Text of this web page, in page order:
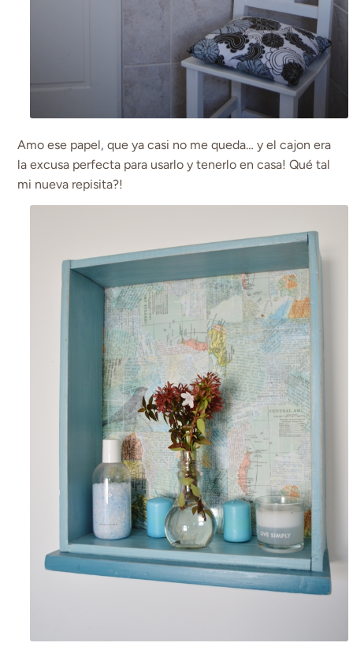
Amo ese papel, que ya casi no me queda… y el cajon era
la excusa perfecta para usarlo y tenerlo en casa! Qué tal
mi nueva repisita?!